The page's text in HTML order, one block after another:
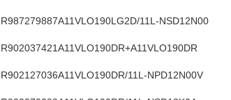
R987279887A11VLO190LG2D/11L-NSD12N00
R902037421A11VLO190DR+A11VLO190DR
R902127036A11VLO190DR/11L-NPD12N00V